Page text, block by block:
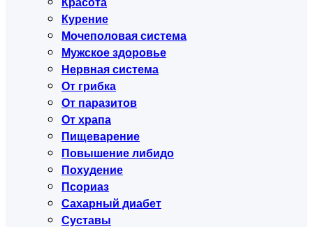
Курение
Мочеполовая система
Мужское здоровье
Нервная система
От грибка
От паразитов
От храпа
Пищеварение
Повышение либидо
Похудение
Псориаз
Сахарный диабет
Суставы